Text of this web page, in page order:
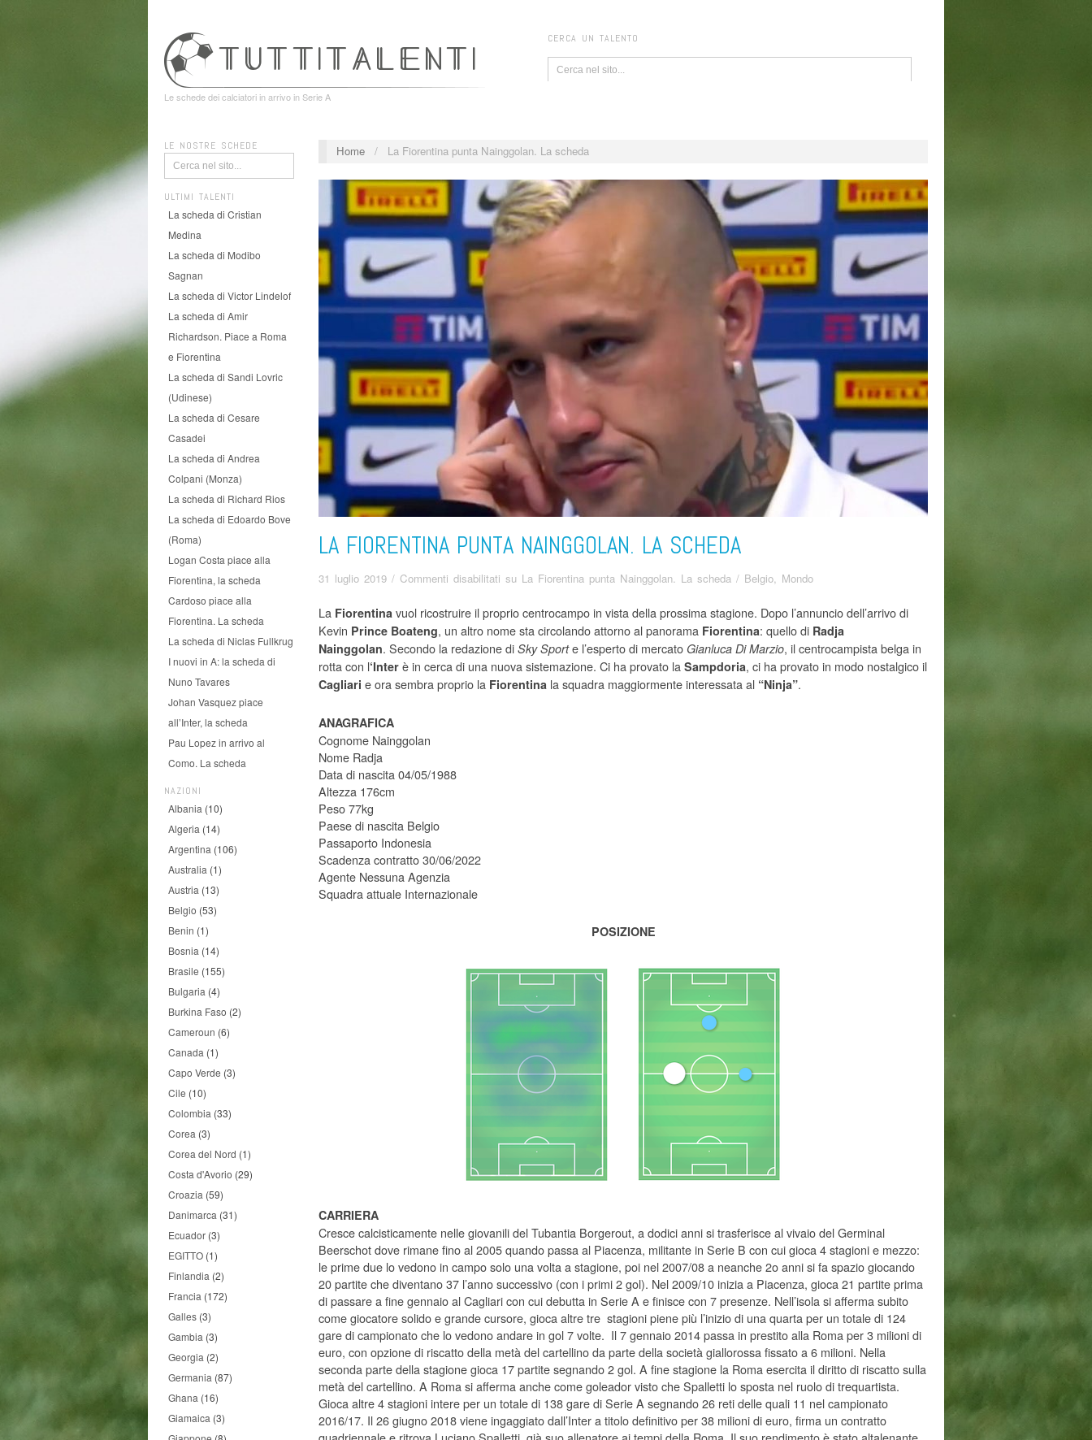
Le schede dei calciatori in arrivo in Serie A
CERCA UN TALENTO
LE NOSTRE SCHEDE
ULTIMI TALENTI
La scheda di Cristian
Medina
La scheda di Modibo
Sagnan
La scheda di Victor Lindelof
La scheda di Amir
Richardson. Piace a Roma
e Fiorentina
La scheda di Sandi Lovric
(Udinese)
La scheda di Cesare
Casadei
La scheda di Andrea
Colpani (Monza)
La scheda di Richard Rios
La scheda di Edoardo Bove
(Roma)
Logan Costa piace alla
Fiorentina, la scheda
Cardoso piace alla
Fiorentina. La scheda
La scheda di Niclas Fullkrug
I nuovi in A: la scheda di
Nuno Tavares
Johan Vasquez piace
all’Inter, la scheda
Pau Lopez in arrivo al
Como. La scheda
NAZIONI
Albania (10)
Algeria (14)
Argentina (106)
Australia (1)
Austria (13)
Belgio (53)
Benin (1)
Bosnia (14)
Brasile (155)
Bulgaria (4)
Burkina Faso (2)
Cameroun (6)
Canada (1)
Capo Verde (3)
Cile (10)
Colombia (33)
Corea (3)
Corea del Nord (1)
Costa d'Avorio (29)
Croazia (59)
Danimarca (31)
Ecuador (3)
EGITTO (1)
Finlandia (2)
Francia (172)
Galles (3)
Gambia (3)
Georgia (2)
Germania (87)
Ghana (16)
Giamaica (3)
Home / La Fiorentina punta Nainggolan. La scheda
LA FIORENTINA PUNTA NAINGGOLAN. LA SCHEDA
31 luglio 2019 / Commenti disabilitati su La Fiorentina punta Nainggolan. La scheda / Belgio Mondo
La Fiorentina vuol ricostruire il proprio centrocampo in vista della prossima stagione. Dopo l’annuncio dell’arrivo di
Kevin Prince Boateng, un altro nome sta circolando attorno al panorama Fiorentina: quello di Radja
Nainggolan. Secondo la redazione di Sky Sporte l’esperto di mercato Gianluca Di Marzio, il centrocampista belga in
rotta con l‘Inter è in cerca di una nuova sistemazione. Ci ha provato la Sampdoria, ci ha provato in modo nostalgico il
Cagliari e ora sembra proprio la Fiorentina la squadra maggiormente interessata al “Ninja”.
ANAGRAFICA
Cognome Nainggolan
Nome Radja
Data di nascita 04/05/1988
Altezza 176cm
Peso 77kg
Paese di nascita Belgio
Passaporto Indonesia
Scadenza contratto 30/06/2022
Agente Nessuna Agenzia
Squadra attuale Internazionale
POSIZIONE
CARRIERA
Cresce calcisticamente nelle giovanili del Tubantia Borgerout, a dodici anni si trasferisce al vivaio del Germinal
Beerschot dove rimane fino al 2005 quando passa al Piacenza, militante in Serie B con cui gioca 4 stagioni e mezzo:
le prime due lo vedono in campo solo una volta a stagione, poi nel 2007/08 a neanche 2o anni si fa spazio giocando
20 partite che diventano 37 l’anno successivo (con i primi 2 gol). Nel 2009/10 inizia a Piacenza, gioca 21 partite prima
di passare a fine gennaio al Cagliari con cui debutta in Serie A e finisce con 7 presenze. Nell’isola si afferma subito
come giocatore solido e grande cursore, gioca altre tre stagioni piene più l’inizio di una quarta per un totale di 124
gare di campionato che lo vedono andare in gol 7 volte. Il 7 gennaio 2014 passa in prestito alla Roma per 3 milioni di
euro, con opzione di riscatto della metà del cartellino da parte della società giallorossa fissato a 6 milioni. Nella
seconda parte della stagione gioca 17 partite segnando 2 gol. A fine stagione la Roma esercita il diritto di riscatto sulla
metà del cartellino. A Roma si afferma anche come goleador visto che Spalletti lo sposta nel ruolo di trequartista.
Gioca altre 4 stagioni intere per un totale di 138 gare di Serie A segnando 26 reti delle quali 11 nel campionato
2016/17. Il 26 giugno 2018 viene ingaggiato dall’Inter a titolo definitivo per 38 milioni di euro, firma un contratto